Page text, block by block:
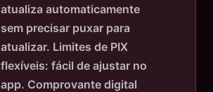
atualiza automaticamente
sem precisar puxar para
atualizar. Limites de PIX
flexíveis: fácil de ajustar no
app. Comprovante digital